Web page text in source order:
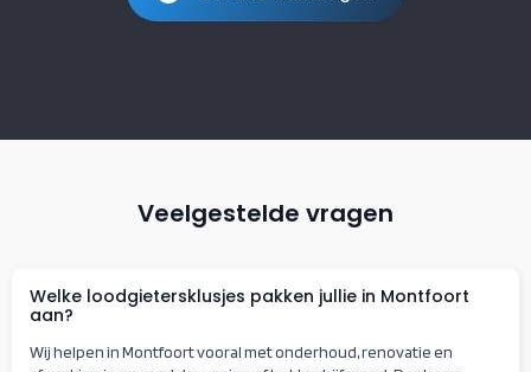
Veelgestelde vragen
Welke loodgietersklusjes pakken jullie in Montfoort
aan?
Wij helpen in Montfoort vooral met onderhoud, renovatie en